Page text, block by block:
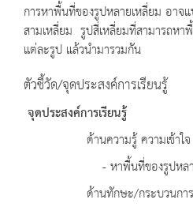
การหาพื้นที่ของรูปหลายเหลี่ยม อาจ
สามเหลี่ยม รูปสี่เหลี่ยมที่สามารถห
แต่ละรูป แล้วนำมารวมกัน
ตัวชี้วัด/จุดประสงค์การเรียนรู้
จุดประสงค์การเรียนรู้
ด้านความรู้ ความเข้าใจ
- หาพื้นที่ของรูปหลายเ
ด้านทักษะ/กระบวนการ